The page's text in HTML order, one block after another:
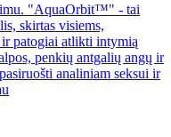
"AquaOrbit™" - tai
skirtas visiems,
patogiai atlikti intymią
penkių antgalių angų ir
analiniam seksui ir